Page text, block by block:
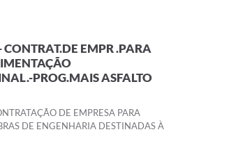
EMPR .PARA
PROG.MAIS ASFALTO
DE EMPRESA PARA
DE ENGENHARIA DESTINADAS À